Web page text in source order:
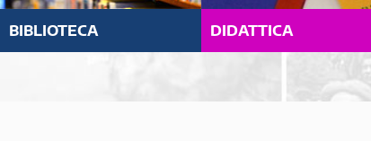
BIBLIOTECA DIDATTICA